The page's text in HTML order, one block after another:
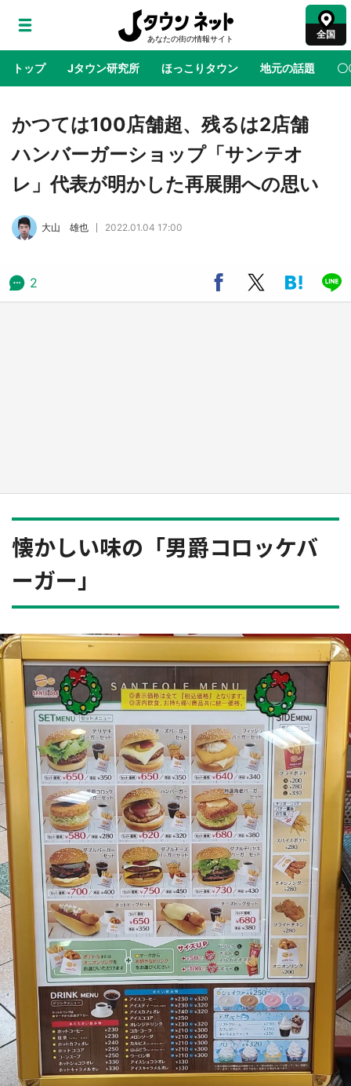
全国
トップ Jタウン研究所 ほっこりタウン 地元の話題 〇
地域×二次元 絶景 あの時はありがとう 物語がはじ
ラプラス・ダークネスが栃木県を征服！？ 県
公式プロモ動画で「聖地」が生産されてます
の「猫猫像」も【8／1～10／26】
かつては100店舗超、残るは2店舗
ハンバーガーショップ「サンテオ
レ」代表が明かした再展開への思い
大山 雄也 2022.01.04 17:00
2
懐かしい味の「男爵コロッケバ
ーガー」